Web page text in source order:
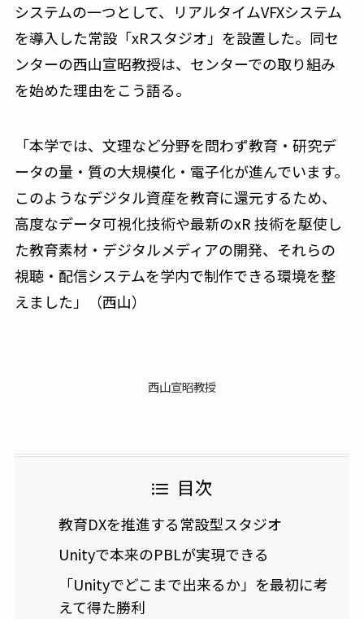
システムの一つとして、リアルタイムVFXシステム
を導入した常設「xRスタジオ」を設置した。同セ
ンターの西山宣昭教授は、センターでの取り組み
を始めた理由をこう語る。
「本学では、文理など分野を問わず教育・研究デ
ータの量・質の大規模化・電子化が進んでいます。
このようなデジタル資産を教育に還元するため、
高度なデータ可視化技術や最新のxR 技術を駆使し
た教育素材・デジタルメディアの開発、それらの
視聴・配信システムを学内で制作できる環境を整
えました」（西山）
西山宣昭教授
目次
教育DXを推進する常設型スタジオ
Unityで本来のPBLが実現できる
「Unityでどこまで出来るか」を最初に考
えて得た勝利